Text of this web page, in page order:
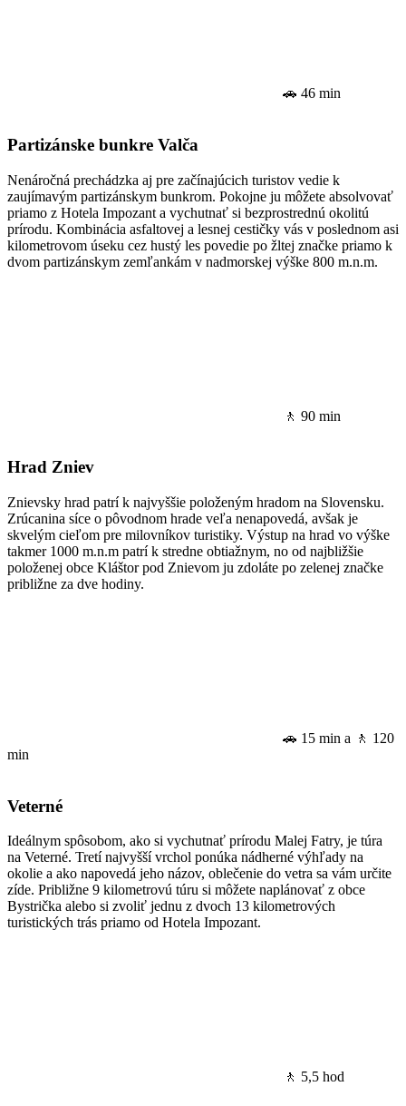
🚗 46 min
Partizánske bunkre Valča
Nenáročná prechádzka aj pre začínajúcich turistov vedie k
zaujímavým partizánskym bunkrom. Pokojne ju môžete absolvovať
priamo z Hotela Impozant a vychutnať si bezprostrednú okolitú
prírodu. Kombinácia asfaltovej a lesnej cestičky vás v poslednom asi
kilometrovom úseku cez hustý les povedie po žltej značke priamo k
dvom partizánskym zemľankám v nadmorskej výške 800 m.n.m.
🚶 90 min
Hrad Zniev
Znievsky hrad patrí k najvyššie položeným hradom na Slovensku.
Zrúcanina síce o pôvodnom hrade veľa nenapovedá, avšak je
skvelým cieľom pre milovníkov turistiky. Výstup na hrad vo výške
takmer 1000 m.n.m patrí k stredne obtiažnym, no od najbližšie
položenej obce Kláštor pod Znievom ju zdoláte po zelenej značke
približne za dve hodiny.
🚗 15 min a 🚶 120
min
Veterné
Ideálnym spôsobom, ako si vychutnať prírodu Malej Fatry, je túra
na Veterné. Tretí najvyšší vrchol ponúka nádherné výhľady na
okolie a ako napovedá jeho názov, oblečenie do vetra sa vám určite
zíde. Približne 9 kilometrovú túru si môžete naplánovať z obce
Bystrička alebo si zvoliť jednu z dvoch 13 kilometrových
turistických trás priamo od Hotela Impozant.
🚶 5,5 hod